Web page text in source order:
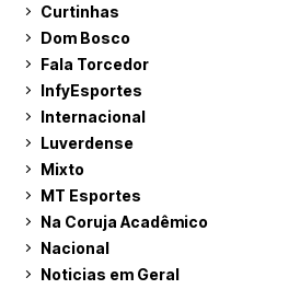
Curtinhas
Dom Bosco
Fala Torcedor
InfyEsportes
Internacional
Luverdense
Mixto
MT Esportes
Na Coruja Acadêmico
Nacional
Noticias em Geral